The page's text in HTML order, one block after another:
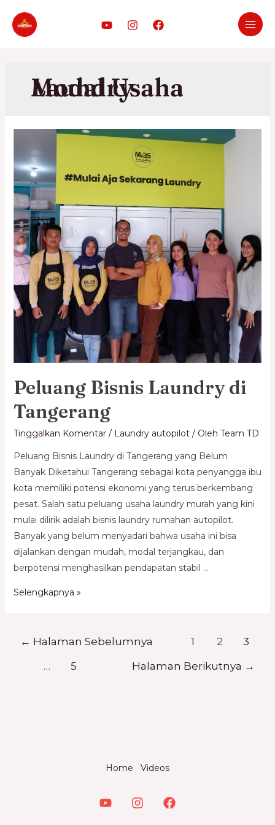
Modal Usaha Laundry
Peluang Bisnis Laundry di
Tangerang
Tinggalkan Komentar / Laundry autopilot/ Oleh Team TD
Peluang Bisnis Laundry di Tangerang yang Belum
Banyak Diketahui Tangerang sebagai kota penyangga ibu
kota memiliki potensi ekonomi yang terus berkembang
pesat. Salah satu peluang usaha laundry murah yang kini
mulai dilirik adalah bisnis laundry rumahan autopilot.
Banyak yang belum menyadari bahwa usaha ini bisa
dijalankan dengan mudah, modal terjangkau, dan
berpotensi menghasilkan pendapatan stabil …
Selengkapnya »
← Halaman Sebelumnya 1 2
3
…
5 Halaman Berikutnya →
Home Videos